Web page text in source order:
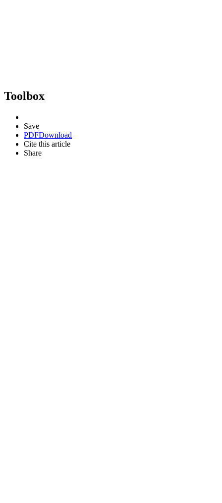
Toolbox
Save
PDFDownload
Cite this article
Share